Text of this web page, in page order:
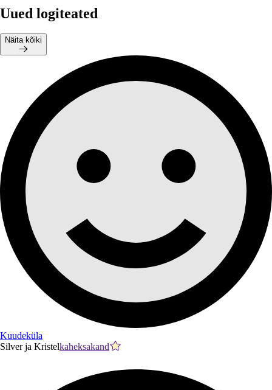
Uued logiteated
Näita kõiki
Kuudeküla
Silver ja Kristelkaheksakand